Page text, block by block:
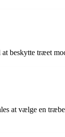
beskytte træet
at vælge en